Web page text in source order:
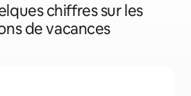
chiffres sur les
de vacances